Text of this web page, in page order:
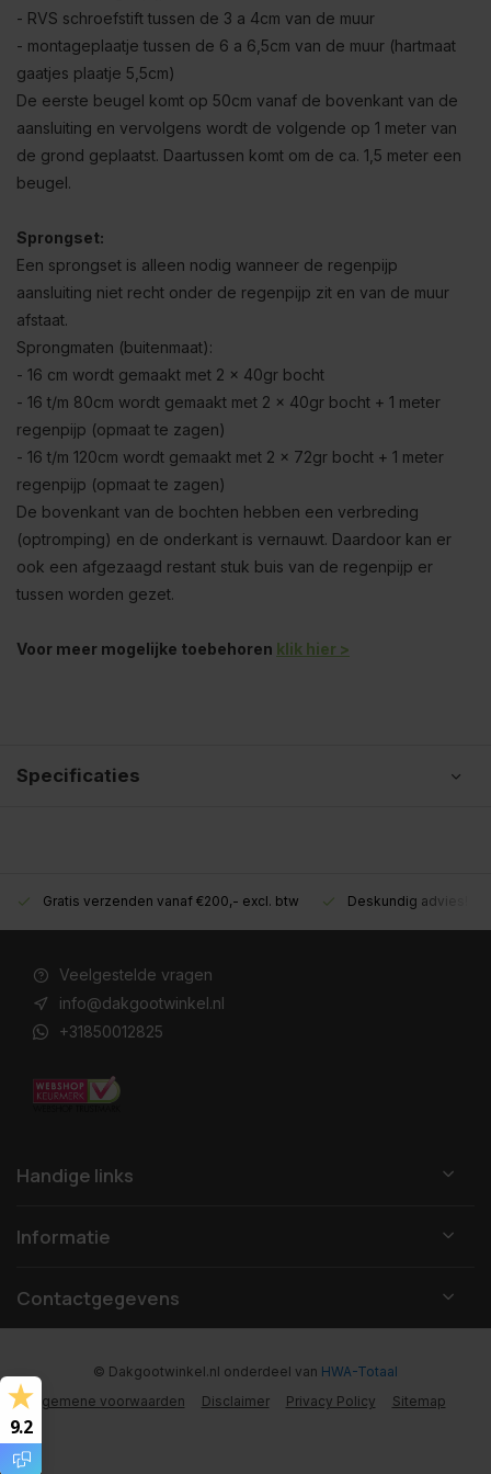
- RVS schroefstift tussen de 3 a 4cm van de muur
- montageplaatje tussen de 6 a 6,5cm van de muur (hartmaat
gaatjes plaatje 5,5cm)
De eerste beugel komt op 50cm vanaf de bovenkant van de
aansluiting en vervolgens wordt de volgende op 1 meter van
de grond geplaatst. Daartussen komt om de ca. 1,5 meter een
beugel.
Sprongset:
Een sprongset is alleen nodig wanneer de regenpijp
aansluiting niet recht onder de regenpijp zit en van de muur
afstaat.
Sprongmaten (buitenmaat):
- 16 cm wordt gemaakt met 2 x 40gr bocht
- 16 t/m 80cm wordt gemaakt met 2 x 40gr bocht + 1 meter
regenpijp (opmaat te zagen)
- 16 t/m 120cm wordt gemaakt met 2 x 72gr bocht + 1 meter
regenpijp (opmaat te zagen)
De bovenkant van de bochten hebben een verbreding
(optromping) en de onderkant is vernauwt. Daardoor kan er
ook een afgezaagd restant stuk buis van de regenpijp er
tussen worden gezet.
Voor meer mogelijke toebehoren klik hier >
Specificaties
Gratis verzenden vanaf €200,- excl. btw Deskundig advies!
Veelgestelde vragen
info@dakgootwinkel.nl
+31850012825
Handige links
Informatie
Contactgegevens
Algemene voorwaarden Disclaimer Privacy Policy Sitemap
© Dakgootwinkel.nl onderdeel van HWA-Totaal
9.2